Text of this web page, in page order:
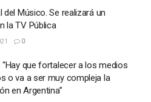
del Músico. Se realizará un
la TV Pública
0
“Hay que fortalecer a los medios
o va a ser muy compleja la
en Argentina”